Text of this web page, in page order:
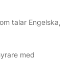
talar Engelska,
med